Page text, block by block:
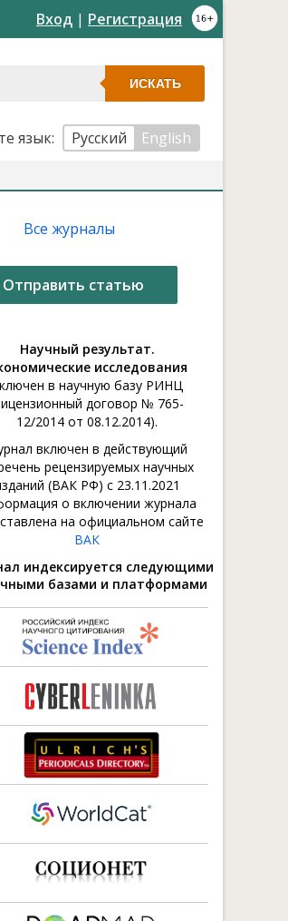
Вход | Регистрация
ИСКАТЬ
язык: Русский
English
Все журналы
Отправить статью
Научный результат.
исследования
в научную базу РИНЦ
договор № 765-
12/2014 от 08.12.2014).
включен в действующий
рецензируемых научных
(ВАК РФ) с 23.11.2021
о включении журнала
на официальном сайте
ВАК
индексируется следующими
базами и платформами